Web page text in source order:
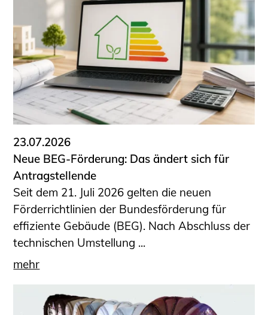
23.07.2026
Neue BEG-Förderung: Das ändert sich für
Antragstellende
Seit dem 21. Juli 2026 gelten die neuen
Förderrichtlinien der Bundesförderung für
effiziente Gebäude (BEG). Nach Abschluss der
technischen Umstellung ...
mehr